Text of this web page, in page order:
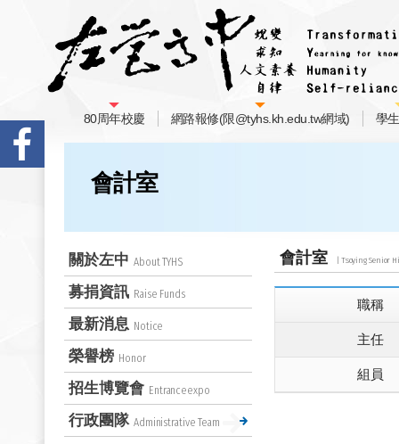
80周年校慶 網路報修(限@tyhs.kh.edu.tw網域) 學
會計室
會計室
職稱
主任
組員
關於左中 About TYHS
募捐資訊 Raise Funds
最新消息 Notice
榮譽榜 Honor
招生博覽會 Entranceexpo
行政團隊 Administrative Team